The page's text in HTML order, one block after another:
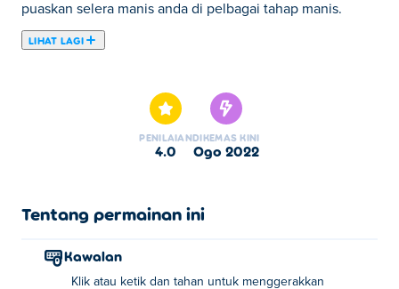
puaskan selera manis anda di pelbagai tahap manis.
LIHAT LAGI
PENILAIAN
4.0
DIKEMAS KINI
Ogo 2022
Tentang permainan ini
Kawalan
Klik atau ketik dan tahan untuk menggerakkan